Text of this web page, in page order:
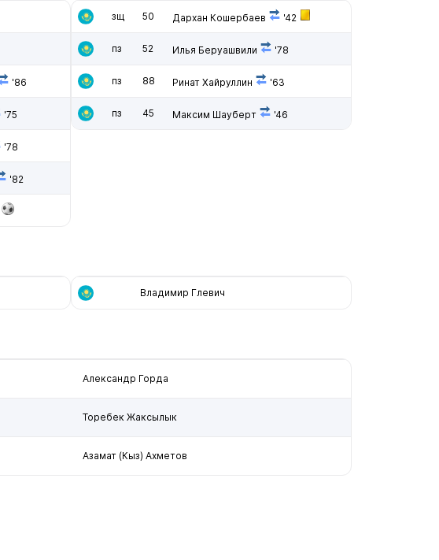
'86
'75
'78
'82
зщ 50 Дархан Кошербаев '42
пз 52 Илья Беруашвили '78
пз 88 Ринат Хайруллин '63
пз 45 Максим Шауберт '46
Владимир Глевич
Александр Горда
Торебек Жаксылык
Азамат (Кыз) Ахметов